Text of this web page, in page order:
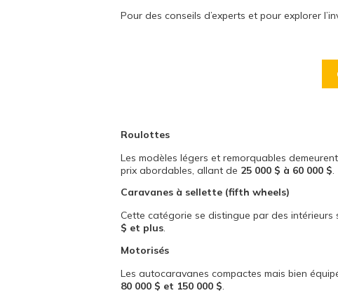
Pour des conseils d’experts et pour explorer
Roulottes
Les modèles légers et remorquables
prix abordables, allant de 25 000 $ à 60 000 $.
Caravanes à sellette (fifth wheels)
Cette catégorie se distingue par des intérieurs
$ et plus.
Motorisés
Les autocaravanes compactes mais bien
80 000 $ et 150 000 $.